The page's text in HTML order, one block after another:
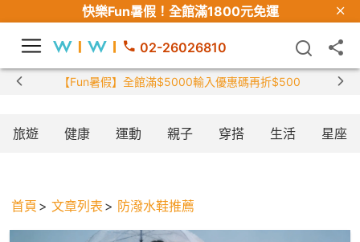
快樂Fun暑假！ 全館滿1800元免運
02-26026810
【Fun暑假】全館滿$5000輸入優惠碼再折$500
旅遊 健康 運動 親子 穿搭 生活 星座
首頁 文章列表 防潑水鞋推薦